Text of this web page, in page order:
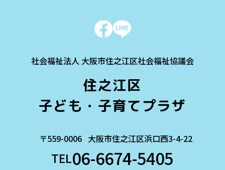
社会福祉法人 大阪市住之江区社会福祉協議会
住之江区
子ども・子育てプラザ
〒559-0006 大阪市住之江区浜口西3-4-22
TEL06-6674-5405